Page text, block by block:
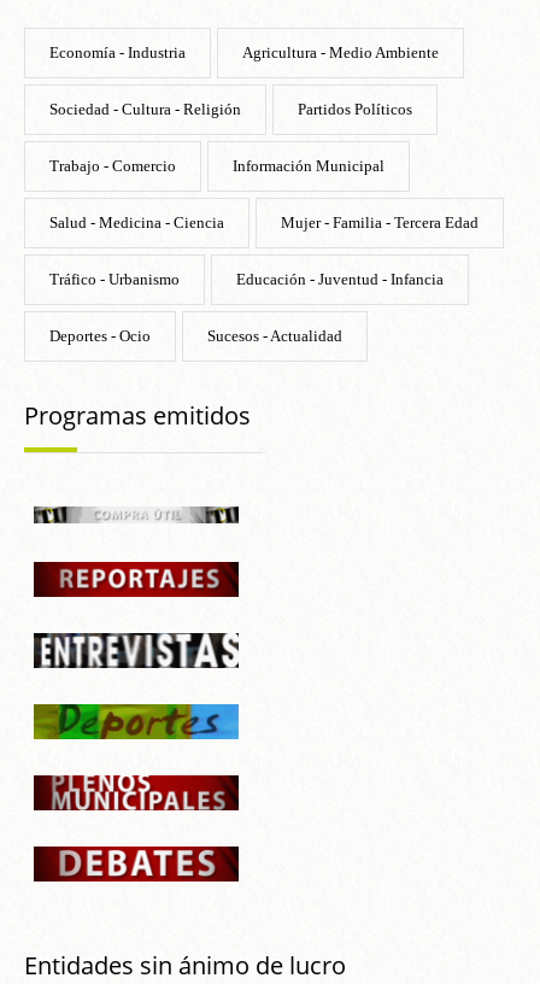
Economía - Industria Agricultura - Medio Ambiente
Sociedad - Cultura - Religión Partidos Políticos
Trabajo - Comercio Información Municipal
Salud - Medicina - Ciencia Mujer - Familia - Tercera Edad
Tráfico - Urbanismo Educación - Juventud - Infancia
Deportes - Ocio Sucesos - Actualidad
Programas emitidos
Entidades sin ánimo de lucro